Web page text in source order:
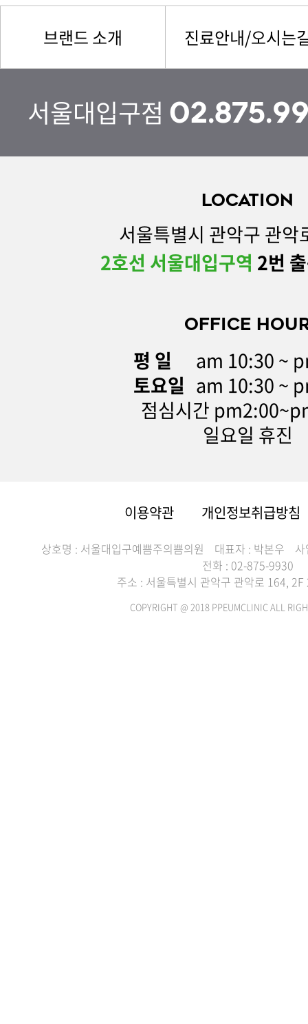
브랜드 소개 진료안내/오시는
서울대입구점
LOCATION
서울특별시 관악구 관악
2호선 서울대입구역 2번
OFFICE
평 일
am 10:30 ~
토요일 am 10:30 ~
점심시간
일요일 휴진
이용약관 개인정보취급방침
상호명 : 서울대입구예쁨주의쁨의원 대표자 : 박본우
전화 : 02-875-9930
주소 : 서울특별시 관악구 관악로 164,
COPYRIGHT @ 2018 PPEUMCLINIC ALL